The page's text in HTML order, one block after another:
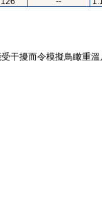
干擾而令模擬鳥瞰重